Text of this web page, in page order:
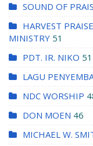
SOUND OF
HARVEST PRAISE
MINISTRY 51
PDT. IR. NIKO 51
LAGU
NDC WORSHIP
DON MOEN 46
MICHAEL W.